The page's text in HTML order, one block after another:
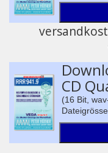
CD
(16 Bit,